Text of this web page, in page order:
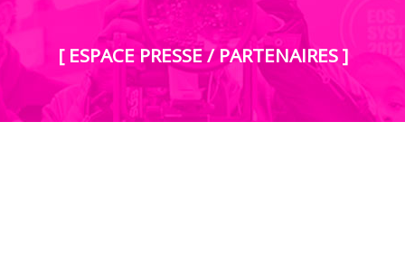
[ ESPACE PRESSE / PARTENAIRES ]